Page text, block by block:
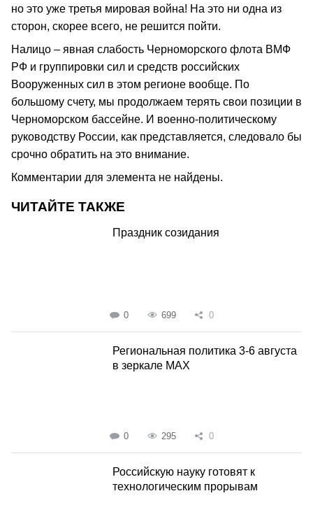
но это уже третья мировая война! На это ни одна из
сторон, скорее всего, не решится пойти.
Налицо – явная слабость Черноморского флота ВМФ
РФ и группировки сил и средств российских
Вооруженных сил в этом регионе вообще. По
большому счету, мы продолжаем терять свои позиции в
Черноморском бассейне. И военно-политическому
руководству России, как представляется, следовало бы
срочно обратить на это внимание.
Комментарии для элемента не найдены.
ЧИТАЙТЕ ТАКЖЕ
Праздник созидания
0 699 0
Региональная политика 3-6 августа
в зеркале MAX
0 295 0
Российскую науку готовят к
технологическим прорывам